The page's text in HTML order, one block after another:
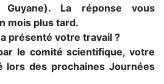
La réponse vous
mois plus tard.
présenté votre travail ?
le comité scientifique, votre
lors des prochaines Journées